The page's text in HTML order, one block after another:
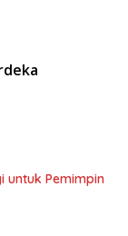
untuk Pemimpin